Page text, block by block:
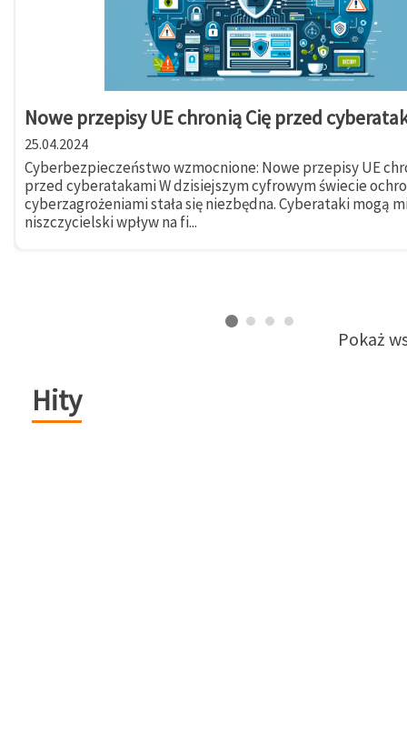
Nowe przepisy UE chronią Cię przed
25.04.2024
Cyberbezpieczeństwo wzmocnione: Nowe przepisy UE
przed cyberatakami W dzisiejszym cyfrowym świecie
cyberzagrożeniami stała się niezbędna. Cyberataki mogą
niszczycielski wpływ na fi...
Pokaż
Hity